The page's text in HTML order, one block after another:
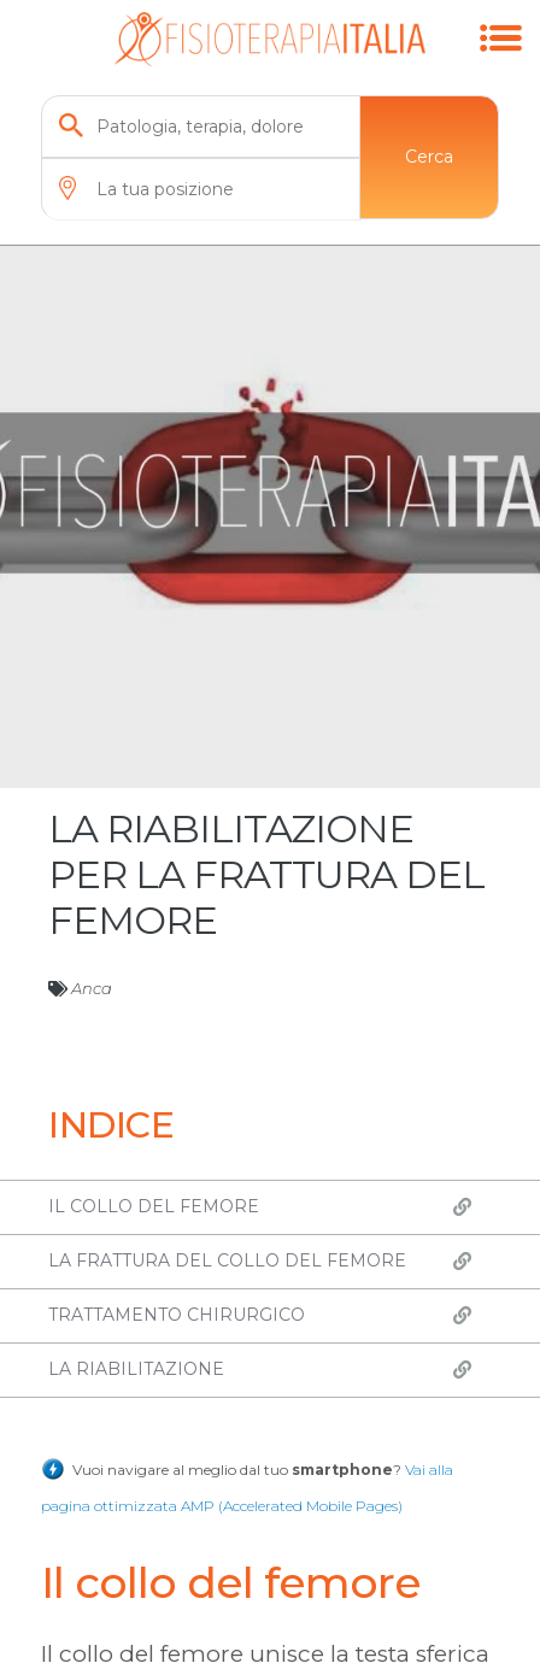
Cerca
LA RIABILITAZIONE
PER LA FRATTURA DEL
FEMORE
Anca
INDICE
IL COLLO DEL FEMORE
LA FRATTURA DEL COLLO DEL FEMORE
TRATTAMENTO CHIRURGICO
LA RIABILITAZIONE
Vuoi navigare al meglio dal tuo smartphone? Vai alla
pagina ottimizzata AMP (Accelerated Mobile Pages)
Il collo del femore
Il collo del femore unisce la testa sferica